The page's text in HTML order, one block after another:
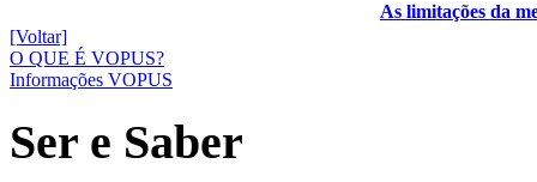
As limitações da
[Voltar]
O QUE É VOPUS?
Informações VOPUS
Ser e Saber